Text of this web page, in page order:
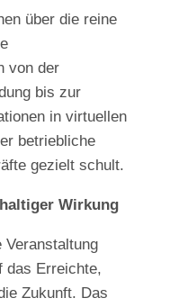
über die reine
von der
bis zur
in virtuellen
betriebliche
gezielt schult.
Wirkung
Veranstaltung
das Erreichte,
Zukunft. Das